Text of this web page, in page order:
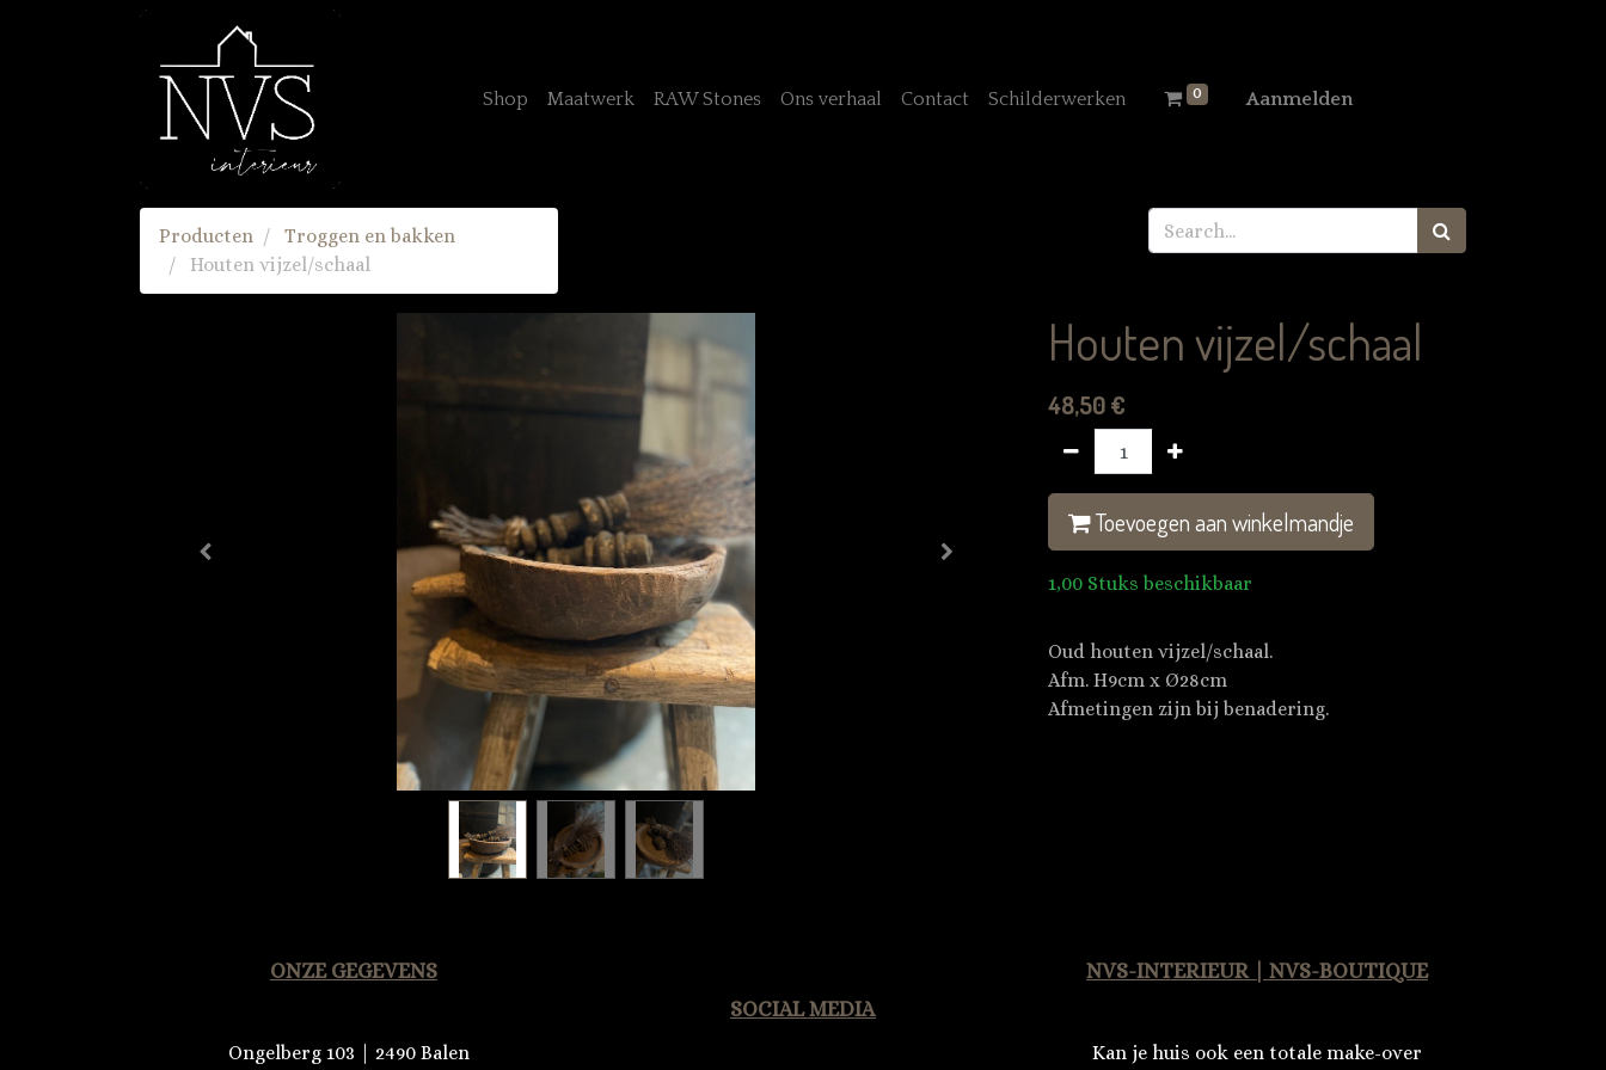
Shop Maatwerk RAW Stones Ons verhaal Contact Schilderwerken 0 Aanmelden
Producten
Troggen en bakken
Houten vijzel/schaal
Houten vijzel/schaal
48,50€
Toevoegen aan winkelmandje
1,00 Stuks beschikbaar
Oud houten vijzel/schaal.
Afm. H9cm x Ø28cm
Afmetingen zijn bij benadering.
ONZE GEGEVENS
Ongelberg 103 | 2490 Balen
SOCIAL MEDIA
NVS-INTERIEUR | NVS-BOUTIQUE
Kan je huis ook een totale make-over